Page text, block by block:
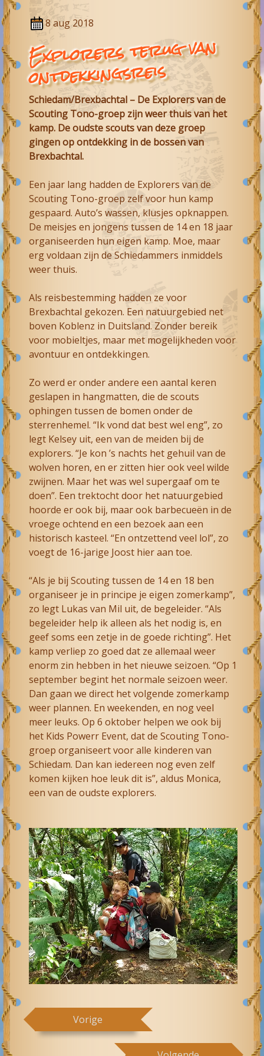
8 aug 2018
Explorers terug van
ontdekkingsreis
Schiedam/Brexbachtal – De Explorers van de
Scouting Tono-groep zijn weer thuis van het
kamp. De oudste scouts van deze groep
gingen op ontdekking in de bossen van
Brexbachtal.
Een jaar lang hadden de Explorers van de
Scouting Tono-groep zelf voor hun kamp
gespaard. Auto’s wassen, klusjes opknappen.
De meisjes en jongens tussen de 14 en 18 jaar
organiseerden hun eigen kamp. Moe, maar
erg voldaan zijn de Schiedammers inmiddels
weer thuis.
Als reisbestemming hadden ze voor
Brexbachtal gekozen. Een natuurgebied net
boven Koblenz in Duitsland. Zonder bereik
voor mobieltjes, maar met mogelijkheden voor
avontuur en ontdekkingen.
Zo werd er onder andere een aantal keren
geslapen in hangmatten, die de scouts
ophingen tussen de bomen onder de
sterrenhemel. “Ik vond dat best wel eng”, zo
legt Kelsey uit, een van de meiden bij de
explorers. “Je kon ’s nachts het gehuil van de
wolven horen, en er zitten hier ook veel wilde
zwijnen. Maar het was wel supergaaf om te
doen”. Een trektocht door het natuurgebied
hoorde er ook bij, maar ook barbecueën in de
vroege ochtend en een bezoek aan een
historisch kasteel. “En ontzettend veel lol”, zo
voegt de 16-jarige Joost hier aan toe.
“Als je bij Scouting tussen de 14 en 18 ben
organiseer je in principe je eigen zomerkamp”,
zo legt Lukas van Mil uit, de begeleider. “Als
begeleider help ik alleen als het nodig is, en
geef soms een zetje in de goede richting”. Het
kamp verliep zo goed dat ze allemaal weer
enorm zin hebben in het nieuwe seizoen. “Op 1
september begint het normale seizoen weer.
Dan gaan we direct het volgende zomerkamp
weer plannen. En weekenden, en nog veel
meer leuks. Op 6 oktober helpen we ook bij
het Kids Powerr Event, dat de Scouting Tono-
groep organiseert voor alle kinderen van
Schiedam. Dan kan iedereen nog even zelf
komen kijken hoe leuk dit is”, aldus Monica,
een van de oudste explorers.
Vorige